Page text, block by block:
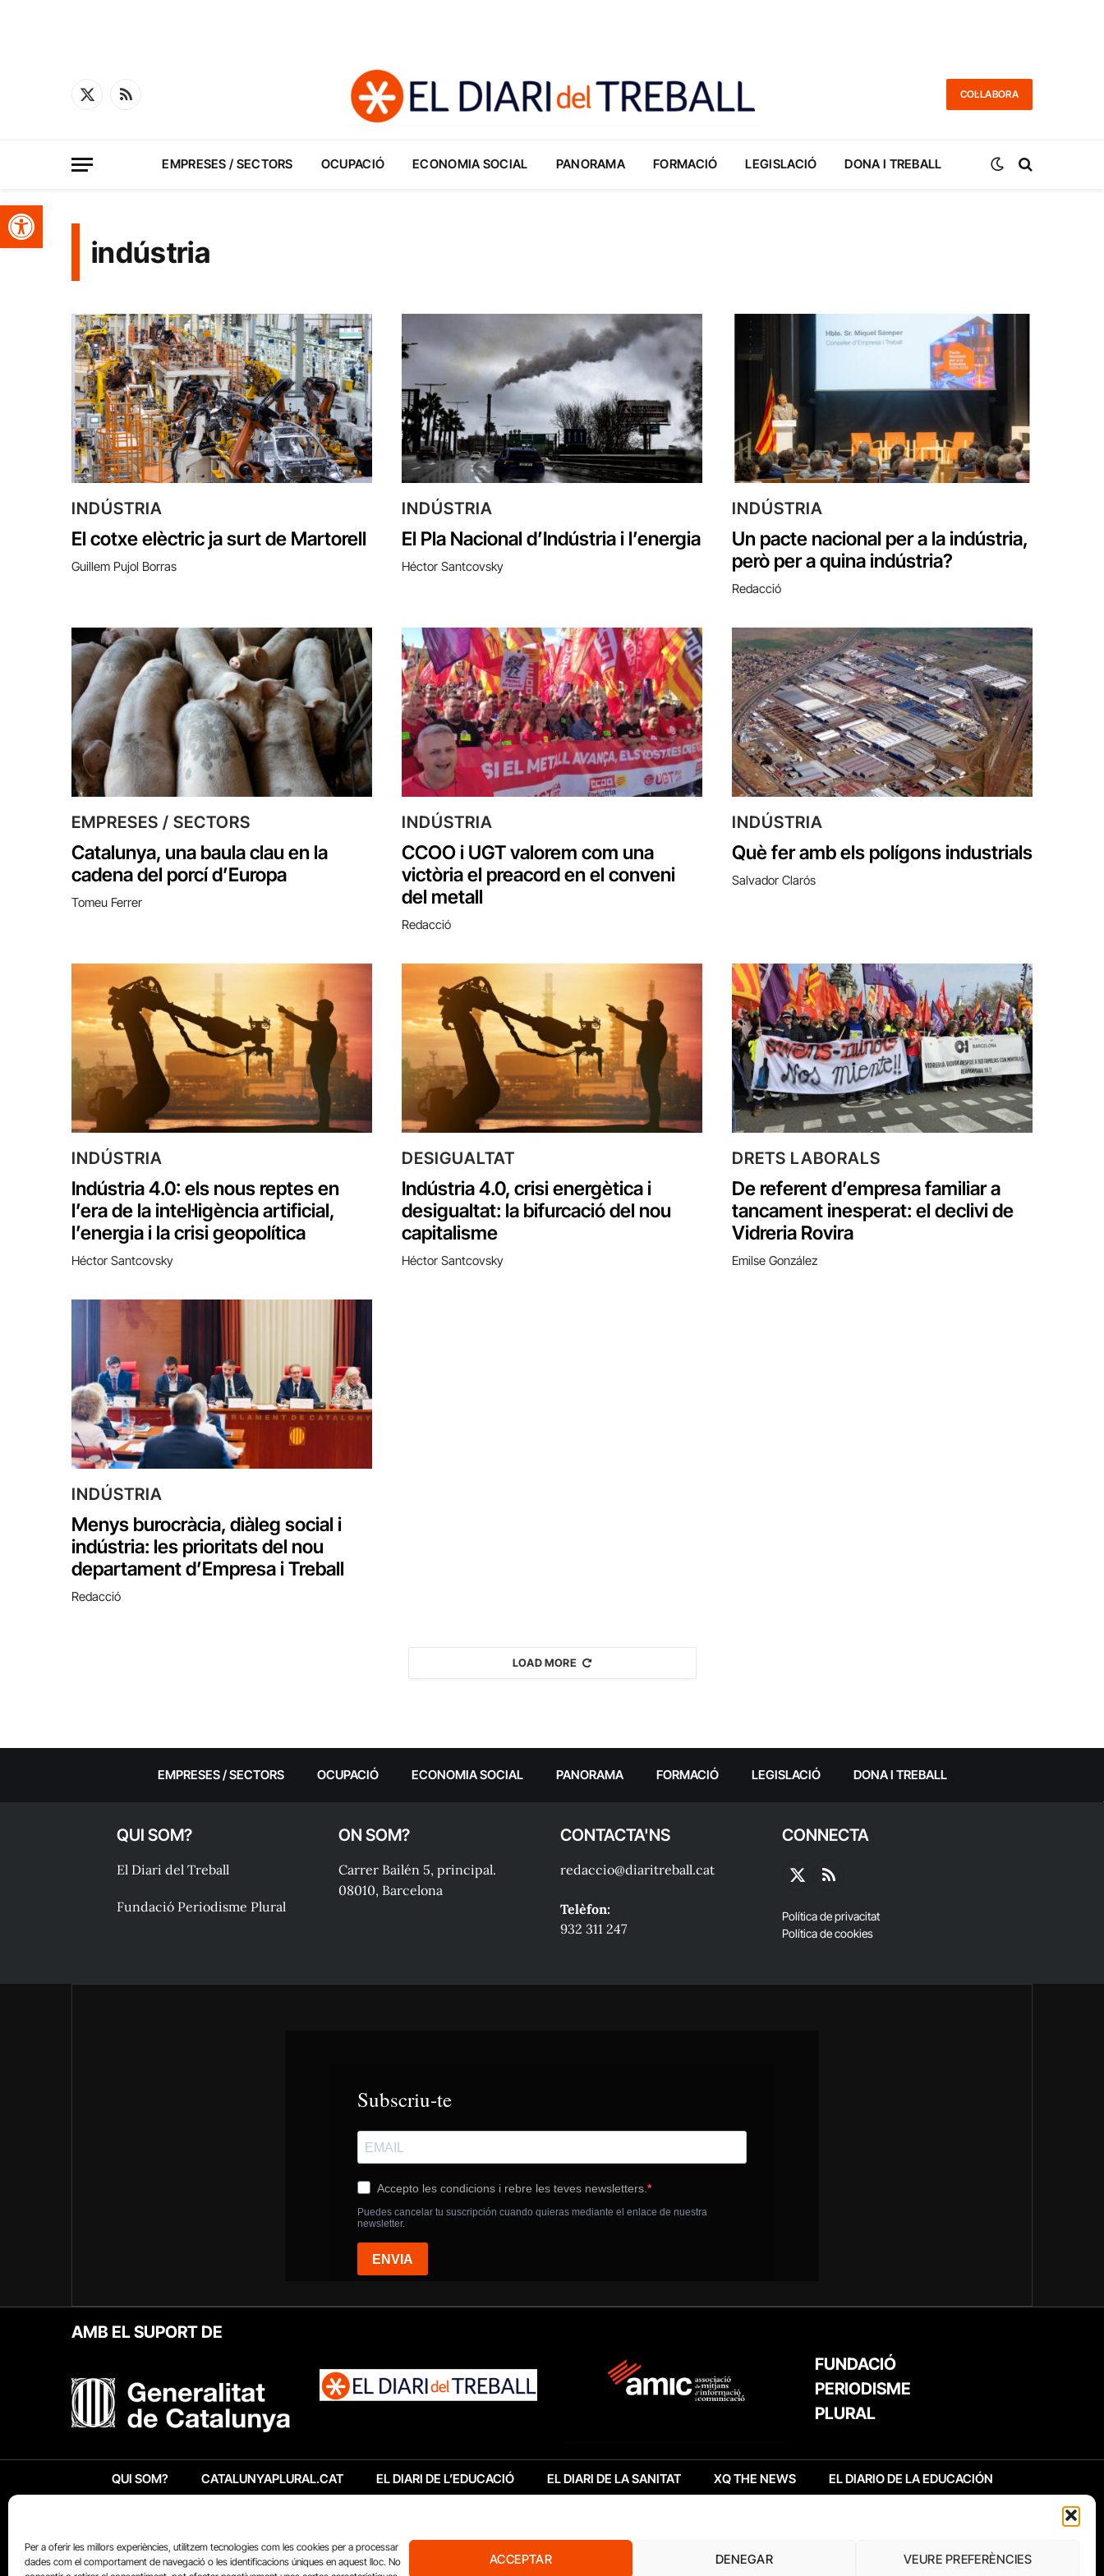
Obre la barra d'eines
Per a oferir les millors experiències, utilitzem tecnologies com les cookies per a processar
dades com el comportament de navegació o les identificacions úniques en aquest lloc. No
ACCEPTAR DENEGAR VEURE PREFERÈNCIES
X
RSS
COL·LABORA
EMPRESES / SECTORS OCUPACIÓ ECONOMIA SOCIAL PANORAMA FORMACIÓ LEGISLACIÓ DONA I TREBALL
indústria
INDÚSTRIA
El cotxe elèctric ja surt de Martorell
Guillem Pujol Borras
INDÚSTRIA
El Pla Nacional d’Indústria i l’energia
Héctor Santcovsky
INDÚSTRIA
Un pacte nacional per a la indústria,
però per a quina indústria?
Redacció
EMPRESES / SECTORS
Catalunya, una baula clau en la
cadena del porcí d’Europa
Tomeu Ferrer
INDÚSTRIA
CCOO i UGT valorem com una
victòria el preacord en el conveni
del metall
Redacció
INDÚSTRIA
Què fer amb els polígons industrials
Salvador Clarós
INDÚSTRIA
Indústria 4.0: els nous reptes en
l’era de la intel·ligència artificial,
l’energia i la crisi geopolítica
Héctor Santcovsky
DESIGUALTAT
Indústria 4.0, crisi energètica i
desigualtat: la bifurcació del nou
capitalisme
Héctor Santcovsky
DRETS LABORALS
De referent d’empresa familiar a
tancament inesperat: el declivi de
Vidreria Rovira
Emilse González
INDÚSTRIA
Menys burocràcia, diàleg social i
indústria: les prioritats del nou
departament d’Empresa i Treball
Redacció
LOAD MORE
EMPRESES / SECTORS OCUPACIÓ ECONOMIA SOCIAL PANORAMA FORMACIÓ LEGISLACIÓ DONA I TREBALL
QUI SOM?
El Diari del Treball
Fundació Periodisme Plural
ON SOM?
Carrer Bailén 5, principal.
08010, Barcelona
CONTACTA'NS
redaccio@diaritreball.cat
Telèfon:
932 311 247
CONNECTA
X
RSS
Política de privacitat
Política de cookies
AMB EL SUPORT DE
FUNDACIÓ
PERIODISME
PLURAL
QUI SOM? CATALUNYAPLURAL.CAT EL DIARI DE L’EDUCACIÓ EL DIARI DE LA SANITAT XQ THE NEWS EL DIARIO DE LA EDUCACIÓN